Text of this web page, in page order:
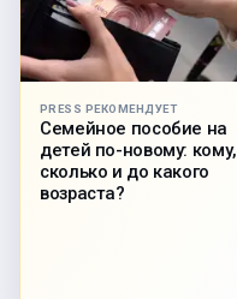
PRESS РЕКОМЕНДУЕТ
Семейное пособие на
детей по-новому: кому,
сколько и до какого
возраста?